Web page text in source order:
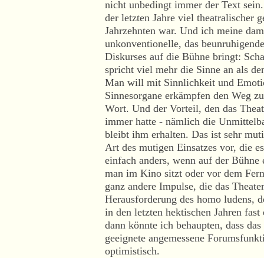
nicht unbedingt immer der Text
der letzten Jahre viel theatralischer
Jahrzehnten war. Und ich meine
unkonventionelle, das
Diskurses auf die Bühne bringt:
spricht viel mehr die Sinne an als
Man will mit Sinnlichkeit und
Sinnesorgane erkämpfen den Weg
Wort. Und der Vorteil, den das
immer hatte - nämlich die
bleibt ihm erhalten. Das ist sehr
Art des mutigen Einsatzes vor, die
einfach anders, wenn auf der
man im Kino sitzt oder vor dem
ganz andere Impulse, die das
Herausforderung des homo ludens,
in den letzten hektischen Jahren
dann könnte ich behaupten, dass
geeignete angemessene
optimistisch.